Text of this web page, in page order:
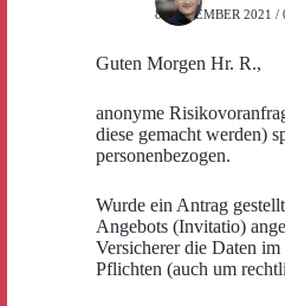
8. DEZEMBER 2021 /
Guten Morgen Hr. R.,
anonyme
diese gemacht werden)
personenbezogen.
Wurde ein Antrag
Angebots (Invitatio)
Versicherer die Daten im
Pflichten (auch um